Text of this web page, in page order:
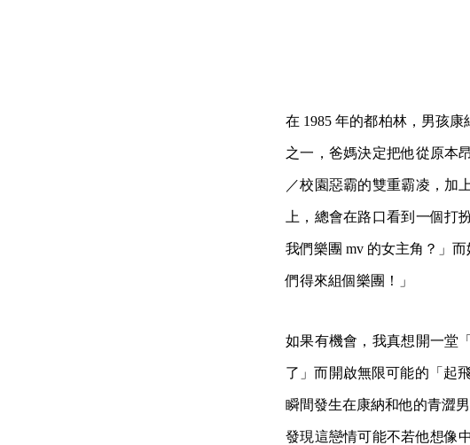
在 1985 年的都柏林，男孩
之一，爸媽決定把他從原本
／校園惡霸的雙重霸凌，加
上，總會在路口看到一個
我們樂團 mv 的女主角？」
們得來組個樂團！」
如果有機會，我真想開一堂
了」而開啟無限可能的「起
瞬間發生在康納和他的青澀
發現這戀情可能不若他想像